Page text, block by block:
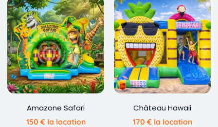
Amazone Safari
150 €la location
Château Hawaii
170 €la location